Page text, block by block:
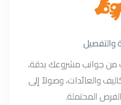
والتفصيل
من جوانب مشروعك بدقة،
والعائدات، وصولاً إلى
المحتملة.